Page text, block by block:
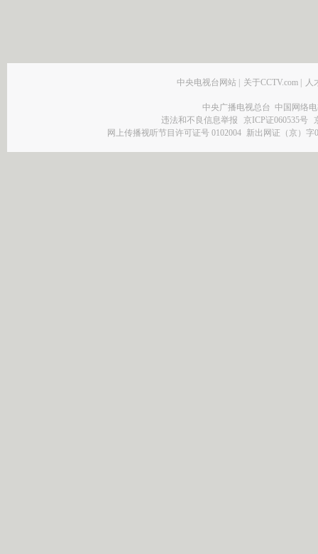
中央电视台网站 关于CCTV.com 人
中央广播电视总台 中国网络
违法和不良信息举报
京ICP证060535号
网上传播视听节目许可证号 0102004 新出网证（京）